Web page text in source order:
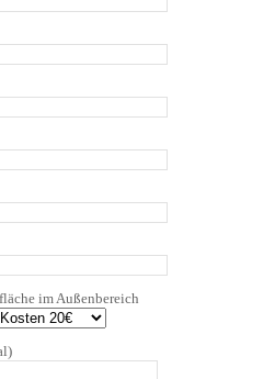
im Außenbereich